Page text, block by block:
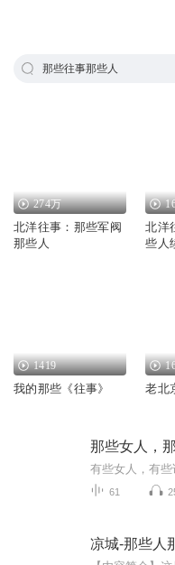
那些往事那些人
274万
北洋往事：那些军阀
那些人
北洋
些人
1419
我的那些《往事》 老北
那些女人，
61
凉城-那些人